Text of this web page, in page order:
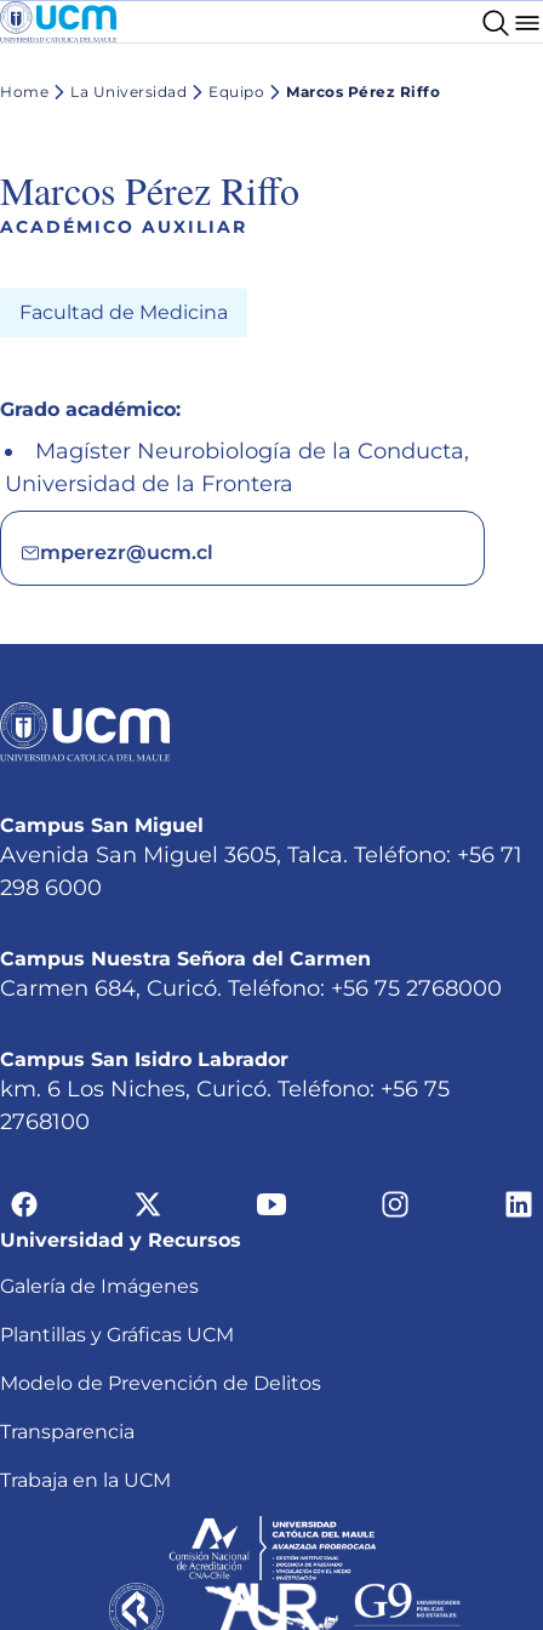
Home La Universidad Equipo Marcos Pérez Riffo
Marcos Pérez Riffo
ACADÉMICO AUXILIAR
Facultad de Medicina
Grado académico:
Magíster Neurobiología de la Conducta,
Universidad de la Frontera
mperezr@ucm.cl
Campus San Miguel
Avenida San Miguel 3605, Talca. Teléfono: +56 71
298 6000
Campus Nuestra Señora del Carmen
Carmen 684, Curicó. Teléfono: +56 75 2768000
Campus San Isidro Labrador
km. 6 Los Niches, Curicó. Teléfono: +56 75
2768100
Universidad y Recursos
Galería de Imágenes
Plantillas y Gráficas UCM
Modelo de Prevención de Delitos
Transparencia
Trabaja en la UCM